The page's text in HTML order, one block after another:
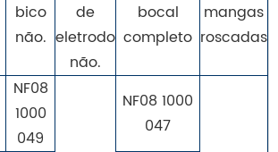
bico
não.
de
eletrodo
não.
bocal
completo
mangas
roscadas
NF08
1000
049
NF08 1000
047